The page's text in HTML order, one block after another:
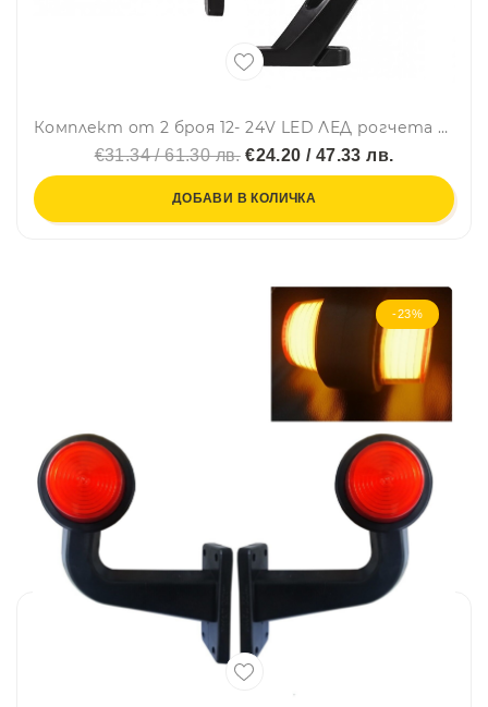
Комплект от 2 броя 12- 24V LED ЛЕД рогчета странични габаритни светлини въртящи се за камион ремарке платформа каравана и др. бяло-червено
€31.34 / 61.30 лв.€24.20 / 47.33 лв.
ДОБАВИ В КОЛИЧКА
-23%